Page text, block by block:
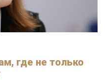
где не только